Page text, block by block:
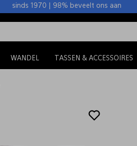
sinds 1970 | 98% beveelt ons aan
WANDEL TASSEN & ACCESSOIRES